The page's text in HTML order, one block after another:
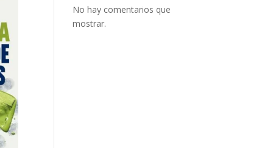
No hay comentarios que
mostrar.